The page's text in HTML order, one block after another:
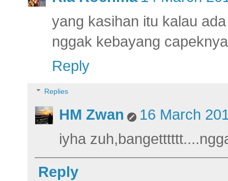
yang kasihan itu kalau
nggak kebayang
Reply
Replies
HM Zwan
16 March
iyha
Reply